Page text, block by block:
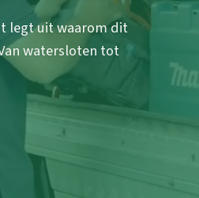
legt uit waarom dit
watersloten tot